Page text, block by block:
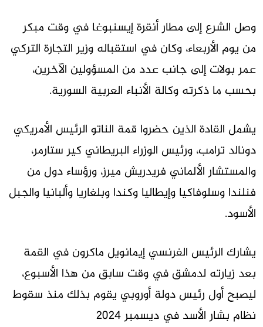
وصل الشرع إلى مطار أنقرة إيسنبوغا في وقت مبكر
من يوم الأربعاء، وكان في استقباله وزير التجارة التركي
عمر بولات إلى جانب عدد من المسؤولين الآخرين،
بحسب ما ذكرته وكالة الأنباء العربية السورية.
يشمل القادة الذين حضروا قمة الناتو الرئيس الأمريكي
دونالد ترامب، ورئيس الوزراء البريطاني كير ستارمر،
والمستشار الألماني فريدريش ميرز، ورؤساء دول من
فنلندا وسلوفاكيا وإيطاليا وكندا وبلغاريا وألبانيا والجبل
الأسود.
يشارك الرئيس الفرنسي إيمانويل ماكرون في القمة
بعد زيارته لدمشق في وقت سابق من هذا الأسبوع،
ليصبح أول رئيس دولة أوروبي يقوم بذلك منذ سقوط
نظام بشار الأسد في ديسمبر 2024